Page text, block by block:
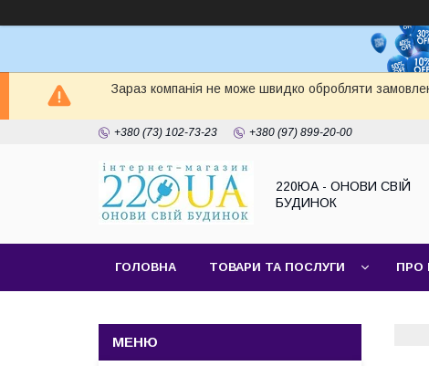
Зараз компанія не може швидко обробляти
+380 (73) 102-73-23 +380 (97) 899-20-00
220ЮА - ОНОВИ СВІЙ
БУДИНОК
ГОЛОВНА ТОВАРИ ТА ПОСЛУГИ ПРО